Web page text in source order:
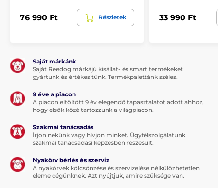
76 990 Ft Részletek 33 990 Ft
Saját márkánk
Saját Reedog márkájú kisállat- és smart termékeket
gyártunk és értékesítünk. Termékpalettánk széles.
9 éve a piacon
A piacon eltöltött 9 év elegendő tapasztalatot adott ahhoz,
hogy elsők közé tartozzunk a világpiacon.
Szakmai tanácsadás
Írjon nekünk vagy hívjon minket. Ügyfélszolgálatunk
szakmai tanácsadási képzésben részesült.
Nyakörv bérlés és szerviz
A nyakörvek kölcsönzése és szervizelése nélkülözhetetlen
eleme cégünknek. Azt nyújtjuk, amire szüksége van.